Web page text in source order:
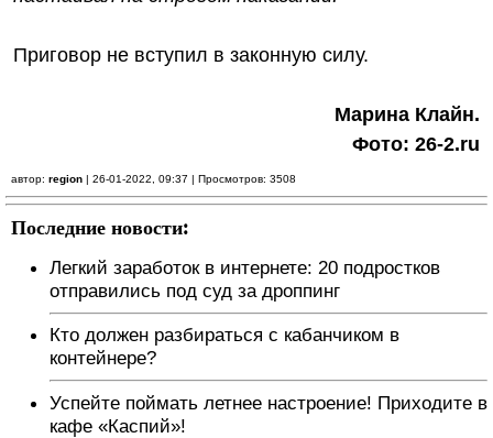
Приговор не вступил в законную силу.
Марина Клайн.
Фото: 26-2.ru
автор: region | 26-01-2022, 09:37 | Просмотров: 3508
Последние новости:
Легкий заработок в интернете: 20 подростков
отправились под суд за дроппинг
Кто должен разбираться с кабанчиком в
контейнере?
Успейте поймать летнее настроение! Приходите в
кафе «Каспий»!